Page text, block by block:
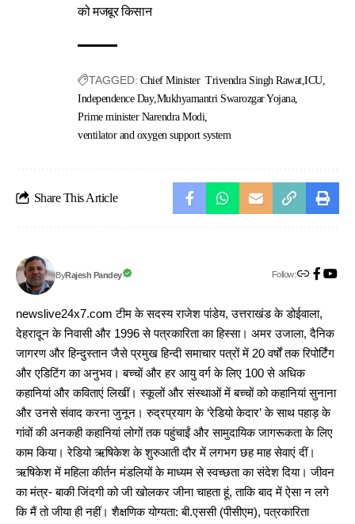
को मजबूर किसान
TAGGED: Chief Minister Trivendra Singh Rawat ICU
Independence Day Mukhyamantri Swarozgar Yojana
Prime minister Narendra Modi
ventilator and oxygen support system
Share This Article
ByRajesh Pandey Follow:
newslive24x7.com टीम के सदस्य राजेश पांडेय, उत्तराखंड के डोईवाला,
देहरादून के निवासी और 1996 से पत्रकारिता का हिस्सा। अमर उजाला, दैनिक
जागरण और हिन्दुस्तान जैसे प्रमुख हिन्दी समाचार पत्रों में 20 वर्षों तक रिपोर्टिंग
और एडिटिंग का अनुभव। बच्चों और हर आयु वर्ग के लिए 100 से अधिक
कहानियां और कविताएं लिखीं। स्कूलों और संस्थाओं में बच्चों को कहानियां सुनाना
और उनसे संवाद करना जुनून। रुद्रप्रयाग के ‘रेडियो केदार’ के साथ पहाड़ के
गांवों की अनकही कहानियां लोगों तक पहुंचाईं और सामुदायिक जागरूकता के लिए
काम किया। रेडियो ऋषिकेश के शुरुआती दौर में लगभग छह माह सेवाएं दीं।
ऋषिकेश में महिला कीर्तन मंडलियों के माध्यम से स्वच्छता का संदेश दिया। जीवन
का मंत्र- बाकी जिंदगी को जी खोलकर जीना चाहता हूं, ताकि बाद में ऐसा न लगे
कि मैं तो जीया ही नहीं। शैक्षणिक योग्यता: बी.एससी (पीसीएम), पत्रकारिता